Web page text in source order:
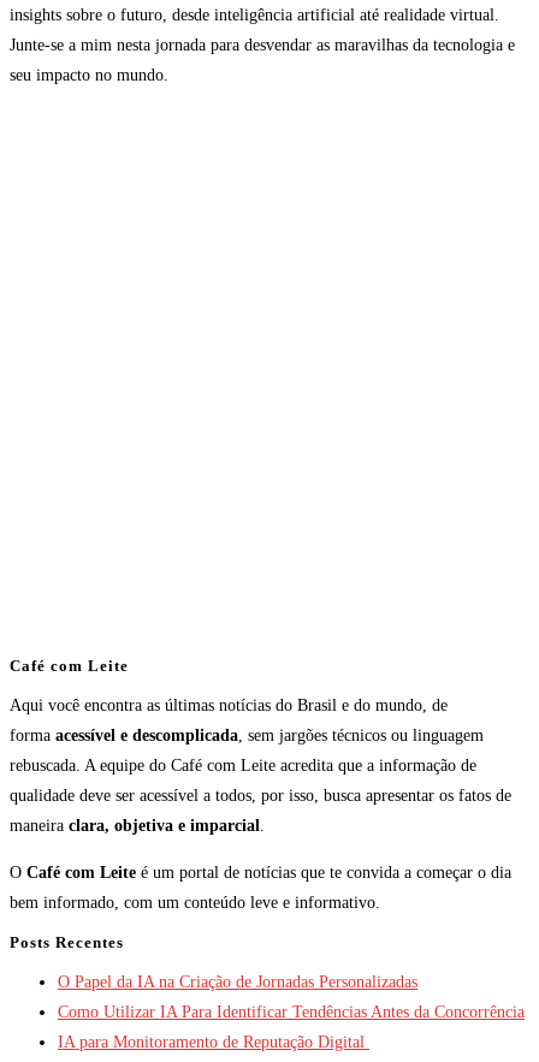
insights sobre o futuro, desde inteligência artificial até realidade virtual.
Junte-se a mim nesta jornada para desvendar as maravilhas da tecnologia e
seu impacto no mundo.
Café com Leite
Aqui você encontra as últimas notícias do Brasil e do mundo, de
forma acessível e descomplicada, sem jargões técnicos ou linguagem
rebuscada. A equipe do Café com Leite acredita que a informação de
qualidade deve ser acessível a todos, por isso, busca apresentar os fatos de
maneira clara, objetiva e imparcial.
O Café com Leite é um portal de notícias que te convida a começar o dia
bem informado, com um conteúdo leve e informativo.
Posts Recentes
O Papel da IA na Criação de Jornadas Personalizadas
Como Utilizar IA Para Identificar Tendências Antes da Concorrência
IA para Monitoramento de Reputação Digital